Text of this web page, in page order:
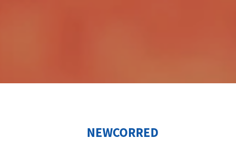
NEWCORRED